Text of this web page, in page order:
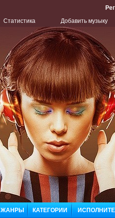
Статистика Добавить музыку
ЖАНРЫ КАТЕГОРИИ